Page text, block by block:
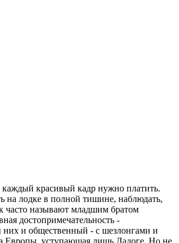
каждый красивый кадр нужно платить.
на лодке в полной тишине, наблюдать,
часто называют младшим братом
достопримечательность -
них и общественный - с шезлонгами и